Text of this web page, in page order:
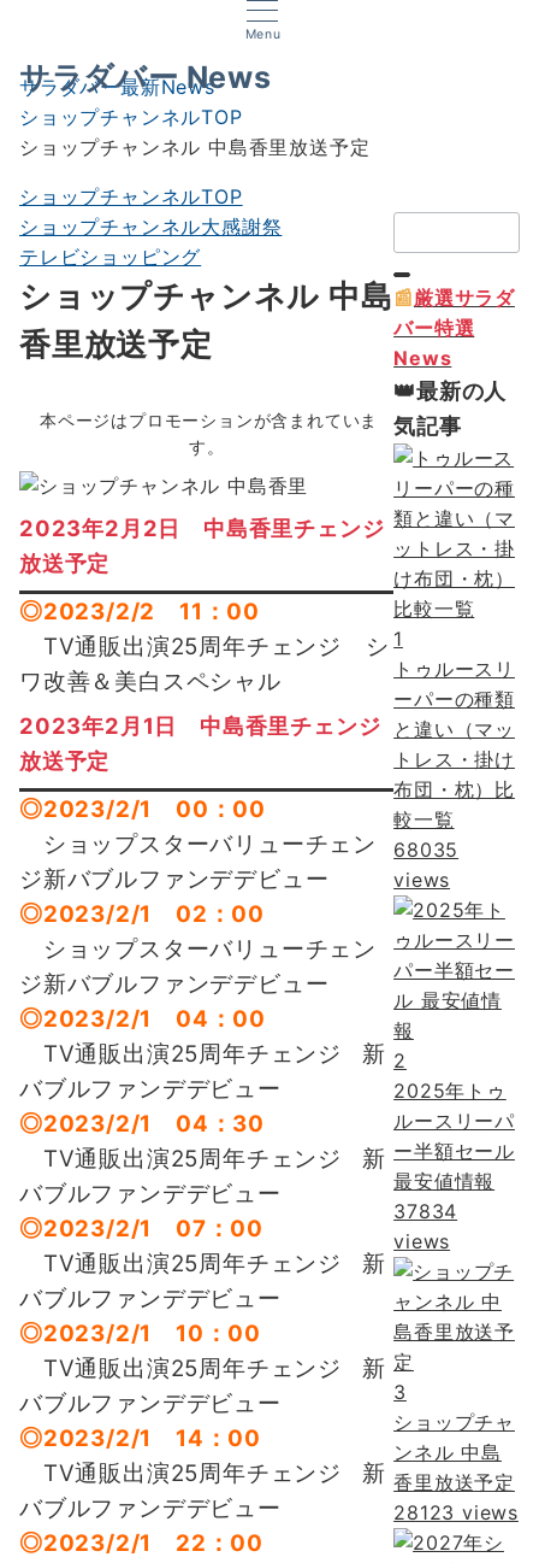
Menu
サラダバー News
サラダバー最新News
ショップチャンネルTOP
ショップチャンネル 中島香里放送予定
ショップチャンネルTOP
ショップチャンネル大感謝祭
テレビショッピング
ショップチャンネル 中島
香里放送予定
本ページはプロモーションが含まれていま
す。
2023年2月2日 中島香里チェンジ
放送予定
◎2023/2/2 11：00
TV通販出演25周年チェンジ シ
ワ改善＆美白スペシャル
2023年2月1日 中島香里チェンジ
放送予定
◎2023/2/1 00：00
ショップスターバリューチェン
ジ新バブルファンデデビュー
◎2023/2/1 02：00
ショップスターバリューチェン
ジ新バブルファンデデビュー
◎2023/2/1 04：00
TV通販出演25周年チェンジ
新
バブルファンデデビュー
◎2023/2/1 04：30
TV通販出演25周年チェンジ
新
バブルファンデデビュー
◎2023/2/1 07：00
TV通販出演25周年チェンジ
新
バブルファンデデビュー
◎2023/2/1 10：00
TV通販出演25周年チェンジ
新
バブルファンデデビュー
◎2023/2/1 14：00
TV通販出演25周年チェンジ
新
バブルファンデデビュー
◎2023/2/1 22：00
索：
📰厳選サラダ
バー特選
News
👑最新の人
気記事
1
トゥルースリ
ーパーの種類
と違い（マッ
トレス・掛け
布団・枕）比
較一覧
68035
views
2
2025年トゥ
ルースリーパ
ー半額セール
最安値情報
37834
views
3
ショップチャ
ンネル 中島
香里放送予定
28123 views